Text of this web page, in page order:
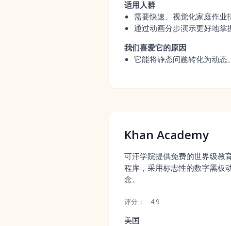
适用人群
需要快速、视觉化家庭作业
通过动画分步演示更好地掌
我们喜爱它的原因
它能将静态问题转化为动态
Khan Academy
可汗学院提供免费的世界级教
程库，采用标志性的数字黑板
念。
评分： 4.9
美国